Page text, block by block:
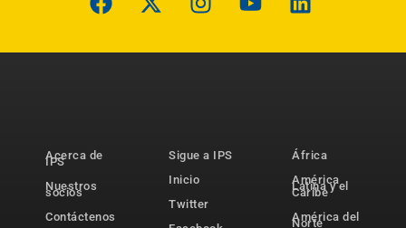
Acerca de
IPS
Nuestros
socios
Contáctenos
Sigue a IPS
Inicio
Twitter
África
América
Latina y el
Caribe
América del
Norte